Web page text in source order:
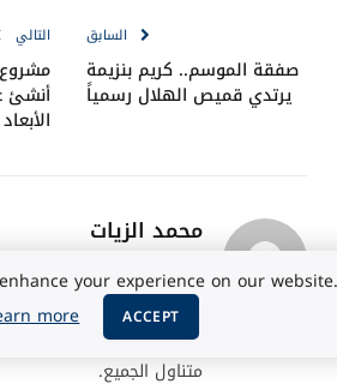
السابق
صفقة الموسم.. كريم بنزيمة
يرتدي قميص الهلال رسمياً
التالي
أنشئ
محمد الزيات
أكتب بشغف عن
جديد ومثير في عالم
إلى تبسيط المفاهيم
متناول الجميع.
your experience on our website.
more
ACCEPT